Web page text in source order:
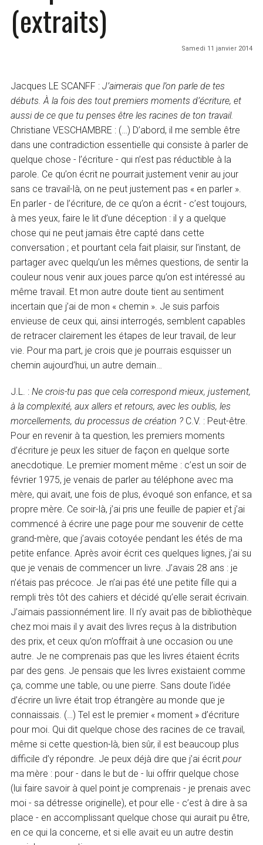
(extraits)
Samedi 11 janvier 2014
Jacques LE SCANFF :J’aimerais que l’on parle de tes
débuts. À la fois des tout premiers moments d’écriture, et
aussi de ce que tu penses être les racines de ton travail.
Christiane VESCHAMBRE : (…) D’abord, il me semble être
dans une contradiction essentielle qui consiste à parler de
quelque chose - l’écriture - qui n’est pas réductible à la
parole. Ce qu’on écrit ne pourrait justement venir au jour
sans ce travail-là, on ne peut justement pas « en parler ».
En parler - de l’écriture, de ce qu’on a écrit - c’est toujours,
à mes yeux, faire le lit d’une déception : il y a quelque
chose qui ne peut jamais être capté dans cette
conversation ; et pourtant cela fait plaisir, sur l’instant, de
partager avec quelqu’un les mêmes questions, de sentir la
couleur nous venir aux joues parce qu’on est intéressé au
même travail. Et mon autre doute tient au sentiment
incertain que j’ai de mon « chemin ». Je suis parfois
envieuse de ceux qui, ainsi interrogés, semblent capables
de retracer clairement les étapes de leur travail, de leur
vie. Pour ma part, je crois que je pourrais esquisser un
chemin aujourd’hui, un autre demain…
J.L. :Ne crois-tu pas que cela correspond mieux, justement,
à la complexité, aux allers et retours, avec les oublis, les
morcellements, du processus de création ? C.V. : Peut-être.
Pour en revenir à ta question, les premiers moments
d’écriture je peux les situer de façon en quelque sorte
anecdotique. Le premier moment même : c’est un soir de
février 1975, je venais de parler au téléphone avec ma
mère, qui avait, une fois de plus, évoqué son enfance, et sa
propre mère. Ce soir-là, j’ai pris une feuille de papier et j’ai
commencé à écrire une page pour me souvenir de cette
grand-mère, que j’avais cotoyée pendant les étés de ma
petite enfance. Après avoir écrit ces quelques lignes, j’ai su
que je venais de commencer un livre. J’avais 28 ans : je
n’étais pas précoce. Je n’ai pas été une petite fille qui a
rempli très tôt des cahiers et décidé qu’elle serait écrivain.
J’aimais passionnément lire. Il n’y avait pas de bibliothèque
chez moi mais il y avait des livres reçus à la distribution
des prix, et ceux qu’on m’offrait à une occasion ou une
autre. Je ne comprenais pas que les livres étaient écrits
par des gens. Je pensais que les livres existaient comme
ça, comme une table, ou une pierre. Sans doute l’idée
d’écrire un livre était trop étrangère au monde que je
connaissais. (…) Tel est le premier « moment » d’écriture
pour moi. Qui dit quelque chose des racines de ce travail,
même si cette question-là, bien sûr, il est beaucoup plus
difficile d’y répondre. Je peux déjà dire que j’ai écritpour
ma mère : pour - dans le but de - lui offrir quelque chose
(lui faire savoir à quel point je comprenais - je prenais avec
moi - sa détresse originelle), et pour elle - c’est à dire à sa
place - en accomplissant quelque chose qui aurait pu être,
en ce qui la concerne, et si elle avait eu un autre destin